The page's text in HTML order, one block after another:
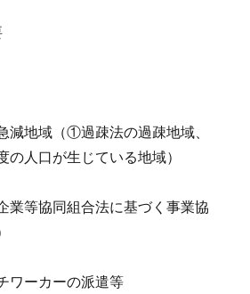
減地域（①過疎法の過疎地域、
人口が生じている地域）
業等協同組合法に基づく事業協
ワーカーの派遣等